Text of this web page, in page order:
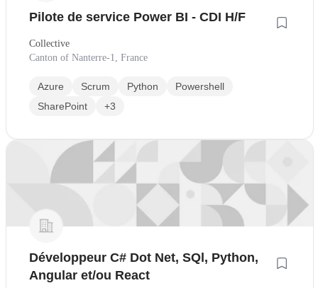
Pilote de service Power BI - CDI H/F
Collective
Canton of Nanterre-1, France
Azure Scrum Python
Powershell
SharePoint
+3
Développeur C# Dot Net, SQl, Python,
Angular et/ou React